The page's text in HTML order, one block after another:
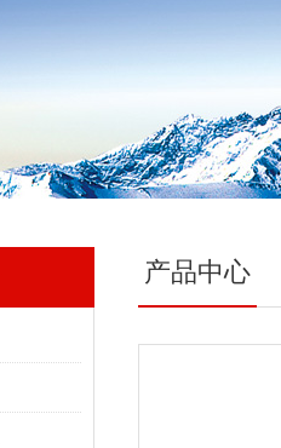
产品中心